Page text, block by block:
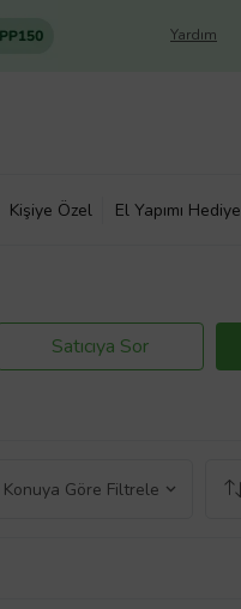
Yardım
Kişiye Özel El Yapımı Hediye
Satıcıya Sor
Konuya Göre Filtrele